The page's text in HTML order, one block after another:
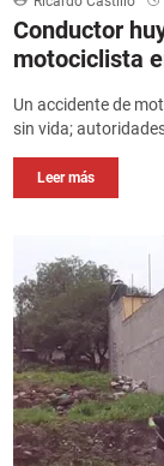
Conductor
motociclista
Un accidente de
sin vida;
Leer más